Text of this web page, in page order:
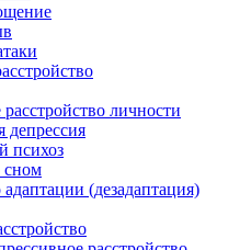
личности
депрессия
психоз
сном
адаптации (дезадаптация)